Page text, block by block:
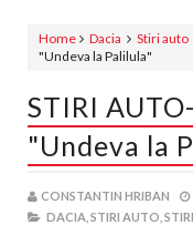
Home Dacia Stiri auto
"Undeva la Palilula"
STIRI
"Undeva la
CONSTANTIN HRIBAN
DACIA, STIRI AUTO,